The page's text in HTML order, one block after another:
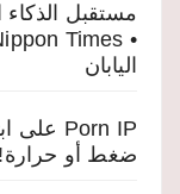
مستقبل الذكاء
• The Nippon Times
اليابان
Porn IP على
ضغط أو حرارة!